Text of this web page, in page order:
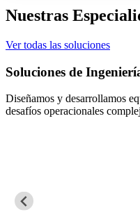
Nuestras
Ver todas las soluciones
Soluciones de
Diseñamos y desarrollamos
desafíos operacionales